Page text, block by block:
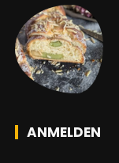
ANMELDEN